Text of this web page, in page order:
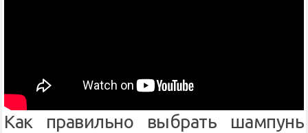
Как правильно выбрать шампунь